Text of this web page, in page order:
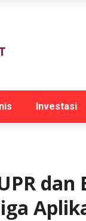
Investasi
dan